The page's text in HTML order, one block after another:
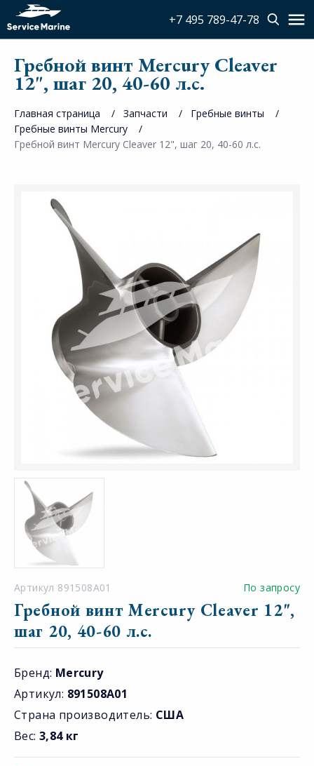
+7 495 789-47-78
Гребной винт Mercury Cleaver
12", шаг 20, 40-60 л.с.
Главная страница Запчасти
Гребные винты
Гребные винты Mercury
Гребной винт Mercury Cleaver 12", шаг 20, 40-60 л.с.
Артикул 891508A01 По запросу
Гребной винт Mercury Cleaver 12",
шаг 20, 40-60 л.с.
Бренд: Mercury
Артикул: 891508A01
Страна производитель: США
Вес: 3,84 кг